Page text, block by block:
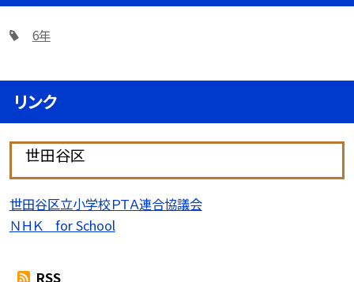
6年
リンク
世田谷区
世田谷区立小学校ＰＴＡ連合協議会
ＮＨＫ for School
RSS